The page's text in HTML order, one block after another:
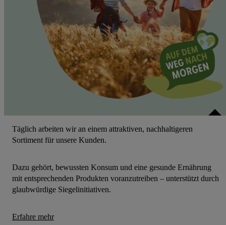
Täglich arbeiten wir an einem attraktiven, nachhaltigeren
Sortiment für unsere Kunden.
Dazu gehört, bewussten Konsum und eine gesunde Ernährung
mit entsprechenden Produkten voranzutreiben – unterstützt durch
glaubwürdige Siegelinitiativen.
Erfahre mehr